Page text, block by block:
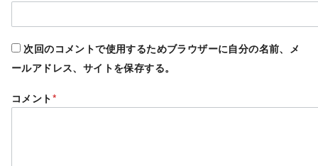
次回のコメントで使用するためブラウザーに自分の名前、メ
ールアドレス、サイトを保存する。
コメント*